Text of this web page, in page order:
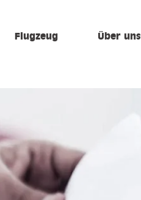
Flugzeug Über uns